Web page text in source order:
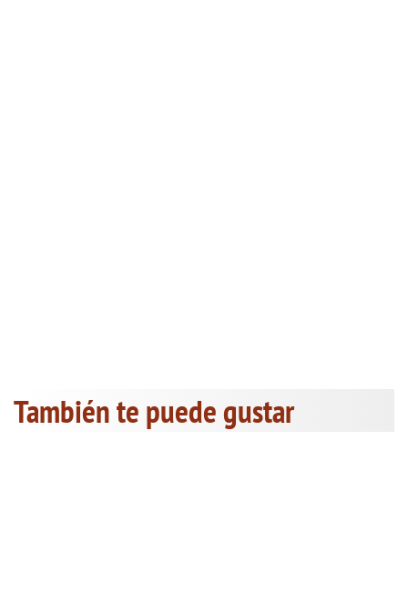
También te puede gustar